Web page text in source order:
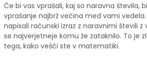
Če bi vas vprašali, kaj so naravna števila,
vprašanje najbrž večina med vami
napisali računski izraz z naravnimi števili z
se najverjetneje komu že zataknilo. To je
tega, kako vešči ste v matematiki.